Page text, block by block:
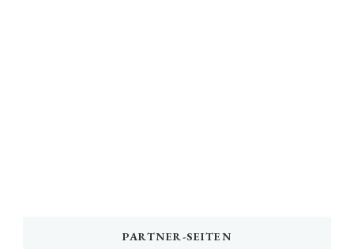
PARTNER-SEITEN